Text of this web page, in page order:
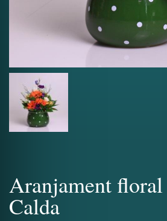
Aranjament
Calda